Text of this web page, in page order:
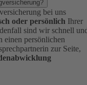
bei uns
oder persönlich Ihrer
sind wir schnell
einen persönlichen
zur Seite,